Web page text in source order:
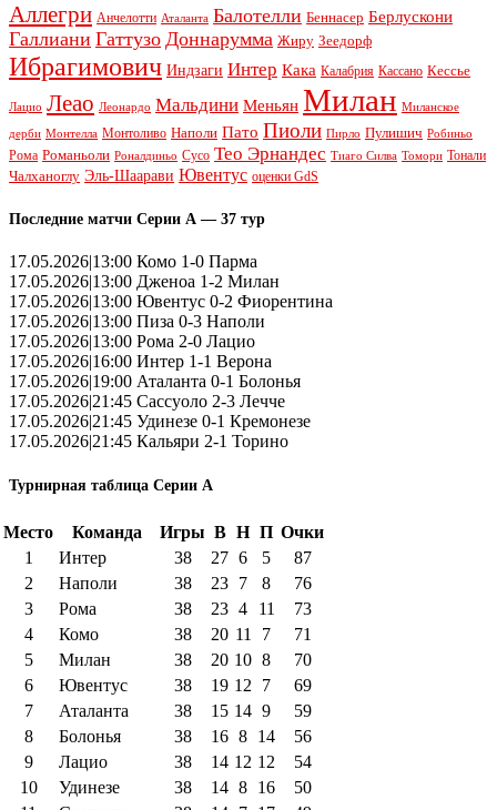
Аллегри Анчелотти Аталанта Балотелли Беннасер Берлускони
Галлиани Гаттузо Доннарумма Жиру Зеедорф
Ибрагимович Индзаги Интер Кака Калабрия Кассано Кессье
Лацио Леао Леонардо Мальдини Меньян Милан Миланское
дерби Монтелла Монтоливо Наполи Пато Пиоли Пирло Пулишич Робиньо
Рома Романьоли Роналдиньо Сусо Тео Эрнандес Тиаго Силва Томори Тонали
Чалханоглу Эль-Шаарави Ювентус оценки GdS
Последние матчи Серии А — 37 тур
17.05.2026|13:00 Комо 1-0 Парма
17.05.2026|13:00 Дженоа 1-2 Милан
17.05.2026|13:00 Ювентус 0-2 Фиорентина
17.05.2026|13:00 Пиза 0-3 Наполи
17.05.2026|13:00 Рома 2-0 Лацио
17.05.2026|16:00 Интер 1-1 Верона
17.05.2026|19:00 Аталанта 0-1 Болонья
17.05.2026|21:45 Сассуоло 2-3 Лечче
17.05.2026|21:45 Удинезе 0-1 Кремонезе
17.05.2026|21:45 Кальяри 2-1 Торино
Турнирная таблица Серии А
Место Команда Игры В Н П Очки
1
Интер 38 27 6 5
87
2
Наполи 38 23 7 8
76
3
Рома 38 23 4 11
73
4
Комо 38 20 11 7
71
5
Милан 38 20 10 8
70
6
Ювентус 38 19 12 7
69
7
Аталанта 38 15 14 9
59
8
Болонья 38 16 8 14
56
9
Лацио 38 14 12 12
54
10
Удинезе 38 14 8 16
50